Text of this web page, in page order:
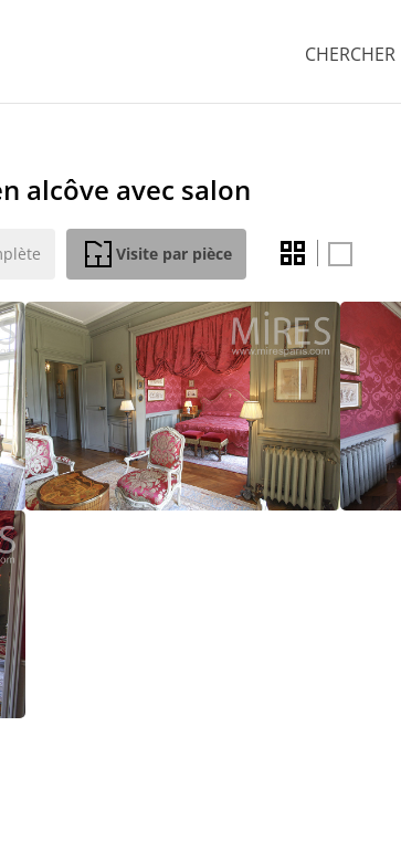
CHERCHER
alcôve avec salon
Visite par pièce